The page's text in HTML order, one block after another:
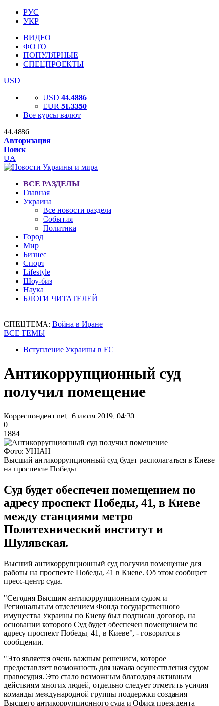
РУС
УКР
ВИДЕО
ФОТО
ПОПУЛЯРНЫЕ
СПЕЦПРОЕКТЫ
USD
USD 44.4886
EUR 51.3350
Все курсы валют
44.4886
Авторизация
Поиск
UA
ВСЕ РАЗДЕЛЫ
Главная
Украина
Все новости раздела
События
Политика
Город
Мир
Бизнес
Спорт
Lifestyle
Шоу-биз
Наука
БЛОГИ ЧИТАТЕЛЕЙ
СПЕЦТЕМА: Война в Иране
ВСЕ ТЕМЫ
Вступление Украины в ЕС
Антикоррупционный суд
получил помещение
Корреспондент.net, 6 июля 2019, 04:30
0
1884
Фото: УНІАН
Высший антикоррупционный суд будет располагаться в Киеве
на проспекте Победы
Суд будет обеспечен помещением по
адресу проспект Победы, 41, в Киеве
между станциями метро
Политехнический институт и
Шулявская.
Высший антикоррупционный суд получил помещение для
работы на проспекте Победы, 41 в Киеве. Об этом сообщает
пресс-центр суда.
"Сегодня Высшим антикоррупционным судом и
Региональным отделением Фонда государственного
имущества Украины по Киеву был подписан договор, на
основании которого Суд будет обеспечен помещением по
адресу проспект Победы, 41, в Киеве", - говорится в
сообщении.
"Это является очень важным решением, которое
предоставляет возможность для начала осуществления судом
правосудия. Это стало возможным благодаря активным
действиям многих людей, отдельно следует отметить усилия
команды международной группы поддержки создания
Высшего антикоррупционного суда и Офиса президента